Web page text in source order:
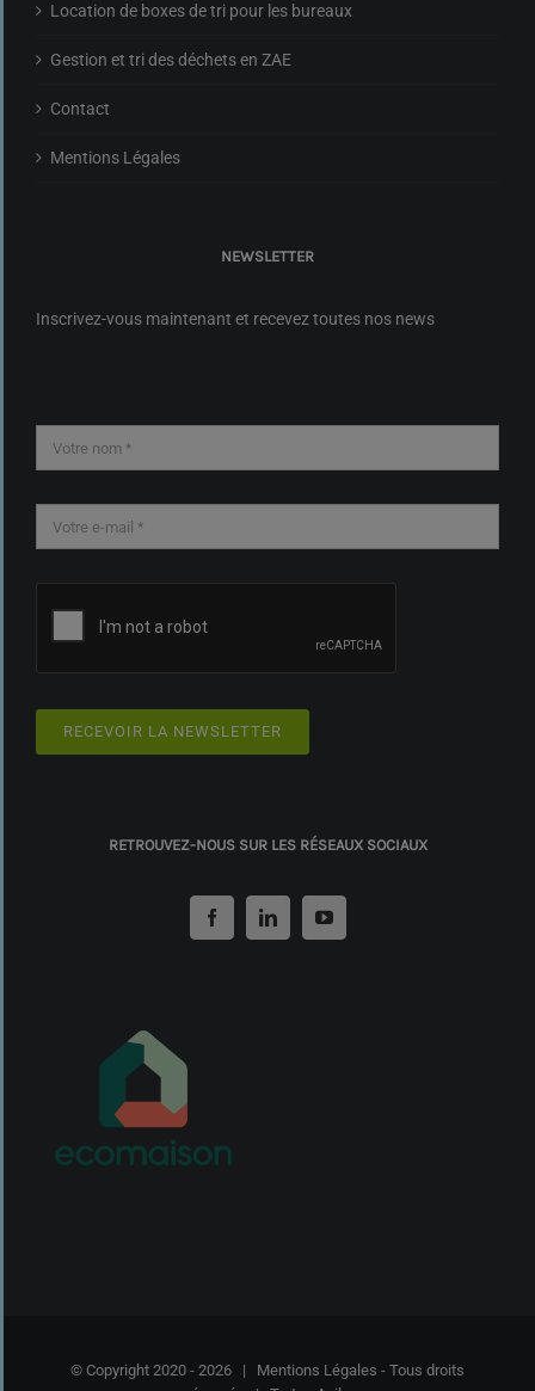
Location de boxes de tri pour les bureaux
Gestion et tri des déchets en ZAE
Contact
Mentions Légales
NEWSLETTER
Inscrivez-vous maintenant et recevez toutes nos news
RECEVOIR LA NEWSLETTER
RETROUVEZ-NOUS SUR LES RÉSEAUX SOCIAUX
© Copyright 2020 - 2026 | Mentions Légales - Tous droits